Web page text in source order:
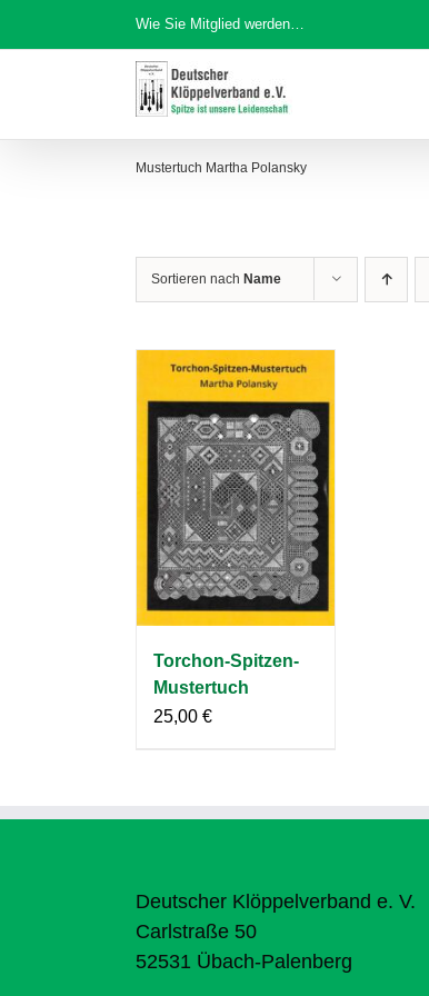
Inhalt
Wie Sie Mitglied werden…
Mustertuch Martha Polansky
Sortieren nach Name
Torchon-Spitzen-
Mustertuch
25,00 €
Deutscher Klöppelverband e. V.
Carlstraße 50
52531 Übach-Palenberg